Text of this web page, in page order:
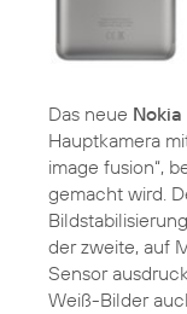
Das neue Nokia
Hauptkamera
image fusion“,
gemacht wird.
der zweite, auf
Sensor
Weiß-Bilder